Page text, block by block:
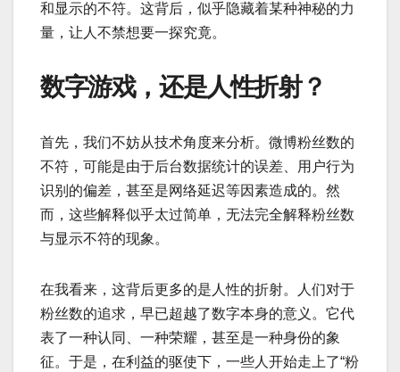
和显示的不符。这背后，似乎隐藏着某种神秘的力
量，让人不禁想要一探究竟。
数字游戏，还是人性折射？
首先，我们不妨从技术角度来分析。微博粉丝数的
不符，可能是由于后台数据统计的误差、用户行为
识别的偏差，甚至是网络延迟等因素造成的。然
而，这些解释似乎太过简单，无法完全解释粉丝数
与显示不符的现象。
在我看来，这背后更多的是人性的折射。人们对于
粉丝数的追求，早已超越了数字本身的意义。它代
表了一种认同、一种荣耀，甚至是一种身份的象
征。于是，在利益的驱使下，一些人开始走上了“粉